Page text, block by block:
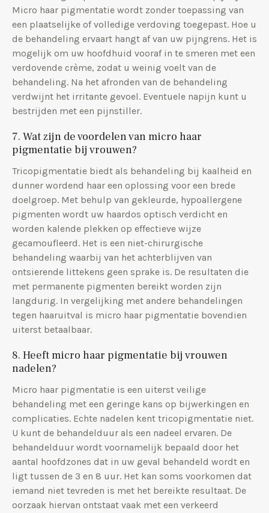
Micro haar pigmentatie wordt zonder toepassing van
een plaatselijke of volledige verdoving toegepast. Hoe u
de behandeling ervaart hangt af van uw pijngrens. Het is
mogelijk om uw hoofdhuid vooraf in te smeren met een
verdovende crème, zodat u weinig voelt van de
behandeling. Na het afronden van de behandeling
verdwijnt het irritante gevoel. Eventuele napijn kunt u
bestrijden met een pijnstiller.
7. Wat zijn de voordelen van micro haar
pigmentatie bij vrouwen?
Tricopigmentatie biedt als behandeling bij kaalheid en
dunner wordend haar een oplossing voor een brede
doelgroep. Met behulp van gekleurde, hypoallergene
pigmenten wordt uw haardos optisch verdicht en
worden kalende plekken op effectieve wijze
gecamoufleerd. Het is een niet-chirurgische
behandeling waarbij van het achterblijven van
ontsierende littekens geen sprake is. De resultaten die
met permanente pigmenten bereikt worden zijn
langdurig. In vergelijking met andere behandelingen
tegen haaruitval is micro haar pigmentatie bovendien
uiterst betaalbaar.
8. Heeft micro haar pigmentatie bij vrouwen
nadelen?
Micro haar pigmentatie is een uiterst veilige
behandeling met een geringe kans op bijwerkingen en
complicaties. Echte nadelen kent tricopigmentatie niet.
U kunt de behandelduur als een nadeel ervaren. De
behandelduur wordt voornamelijk bepaald door het
aantal hoofdzones dat in uw geval behandeld wordt en
ligt tussen de 3 en 8 uur. Het kan soms voorkomen dat
iemand niet tevreden is met het bereikte resultaat. De
oorzaak hiervan ontstaat vaak met een verkeerd